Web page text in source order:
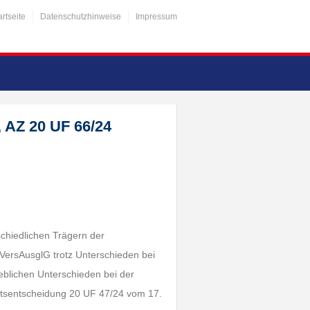
Datenschutzhinweise Impressum
20 UF 66/24
Trägern der
trotz Unterschieden bei
Unterschieden bei der
20 UF 47/24 vom 17.